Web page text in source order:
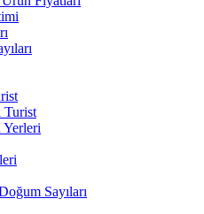
Turist
Yerleri
Sayıları